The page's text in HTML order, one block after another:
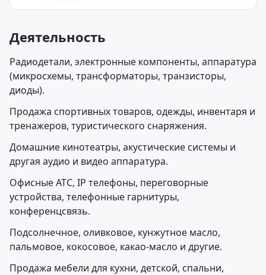
Деятельность
Радиодетали, электронные компоненты, аппаратура
(микросхемы, трансформаторы, транзисторы,
диоды).
Продажа спортивных товаров, одежды, инвентаря и
тренажеров, туристического снаряжения.
Домашние кинотеатры, акустические системы и
другая аудио и видео аппаратура.
Офисные АТС, IP телефоны, переговорные
устройства, телефонные гарнитуры,
конференцсвязь.
Подсолнечное, оливковое, кунжутное масло,
пальмовое, кокосовое, какао-масло и другие.
Продажа мебели для кухни, детской, спальни,